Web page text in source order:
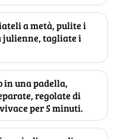
a metà, pulite i
julienne, tagliate i
in una padella,
regolate di
per 5 minuti.